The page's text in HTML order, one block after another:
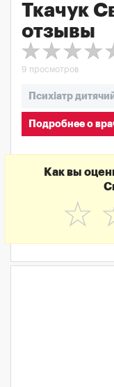
Ткачук
отзывы
9 просмотров
Психіатр
Подробнее о
Как вы
☆